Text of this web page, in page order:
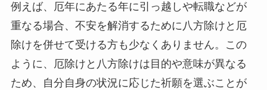
例えば、厄年にあたる年に引っ越しや転職などが
重なる場合、不安を解消するために八方除けと厄
除けを併せて受ける方も少なくありません。この
ように、厄除けと八方除けは目的や意味が異なる
ため、自分自身の状況に応じた祈願を選ぶことが